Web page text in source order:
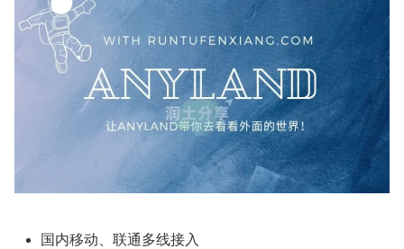
国内移动、联通多线接入